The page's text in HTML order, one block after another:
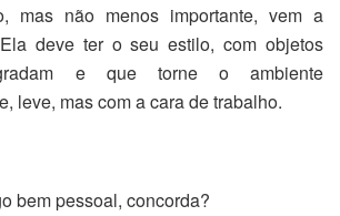
mas não menos importante, vem a
deve ter o seu estilo, com objetos
e que torne o ambiente
leve, mas com a cara de trabalho.
bem pessoal, concorda?